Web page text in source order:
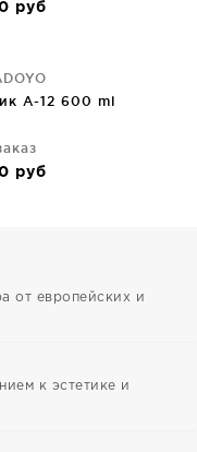
руб
A-12 600 ml
руб
от европейских и
к эстетике и